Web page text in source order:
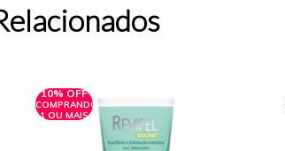
10% OFF
COMPRANDO
1 OU MAIS